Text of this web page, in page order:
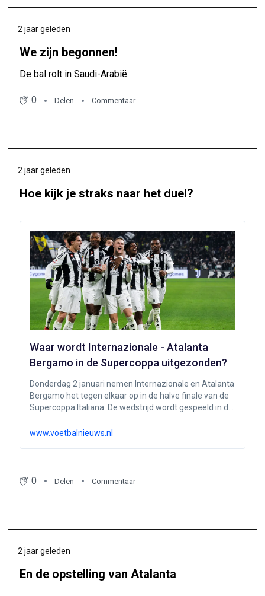
2 jaar geleden
We zijn begonnen!
De bal rolt in Saudi-Arabië.
0 Delen Commentaar
2 jaar geleden
Hoe kijk je straks naar het duel?
Waar wordt Internazionale - Atalanta
Bergamo in de Supercoppa uitgezonden?
Donderdag 2 januari nemen Internazionale en Atalanta
Bergamo het tegen elkaar op in de halve finale van de
Supercoppa Italiana. De wedstrijd wordt gespeeld in de
wedstrijd kijken? VoetbalNieuws dient als je tv-gids!
www.voetbalnieuws.nl
0 Delen Commentaar
2 jaar geleden
En de opstelling van Atalanta